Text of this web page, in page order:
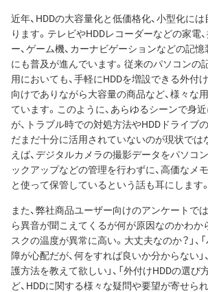
近年、HDDの大容量化と低価格化、小型化に
ります。テレビやHDDレコーダーなどの家電
ー、ゲーム機、カーナビゲーションなどの記
にも普及が進んでいます。従来のパソコンの
用においても、手軽にHDDを増設できる外付
向けでありながら大容量の商品など、様々な
ています。このように、あらゆるシーンで身
が、トラブル時での対処方法やHDDドライブ
だまだ十分に活用されていないのが現状では
えば、デジタルカメラの撮影データをパソコ
ックアップなどの管理を行わずに、高価なメ
と使って保管しているという話も耳にします。
また、弊社商品ユーザー向けのアンケートで
ら異音が聞こえてくるが何が原因なのかわから
スクの温度が異常に高い。大丈夫なのか？」、
障が心配だが、何をすれば良いか分からない」
護方法を教えて欲しい」、「外付けHDDの選び
ど、HDDに関する様々な疑問や要望が寄せら